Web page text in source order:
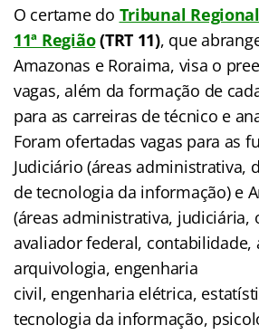
O certame do Tribunal
11ª Região(TRT 11), que
Amazonas e Roraima, visa o
vagas, além da formação de
para as carreiras de técnico e
Foram ofertadas vagas para as
Judiciário (áreas administrativa,
de tecnologia da informação) e
(áreas administrativa, judiciária,
avaliador federal, contabilidade,
arquivologia, engenharia
civil, engenharia elétrica,
tecnologia da informação,